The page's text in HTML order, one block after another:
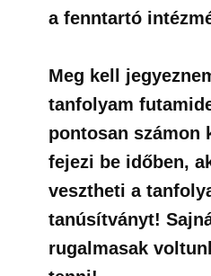
a fenntartó
Meg kell
tanfolyam
pontosan számon
fejezi be időben,
vesztheti a
tanúsítványt!
rugalmasak